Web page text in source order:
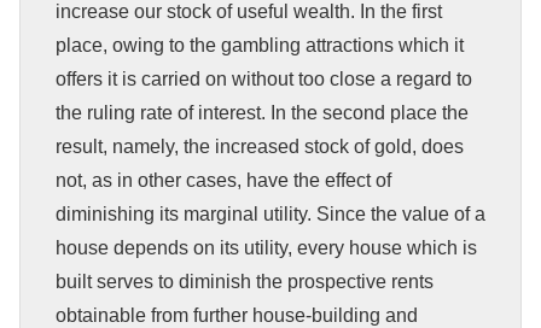
increase our stock of useful wealth. In the first
place, owing to the gambling attractions which it
offers it is carried on without too close a regard to
the ruling rate of interest. In the second place the
result, namely, the increased stock of gold, does
not, as in other cases, have the effect of
diminishing its marginal utility. Since the value of a
house depends on its utility, every house which is
built serves to diminish the prospective rents
obtainable from further house-building and